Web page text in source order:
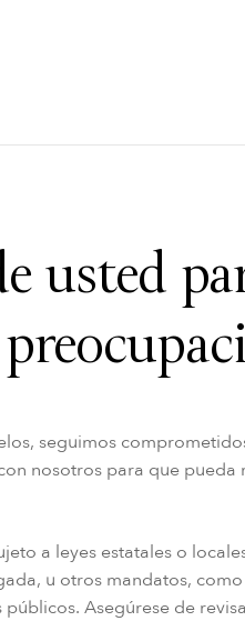
usted
seguimos
nosotros para que pueda
a leyes estatales o
u otros mandatos,
Asegúrese de